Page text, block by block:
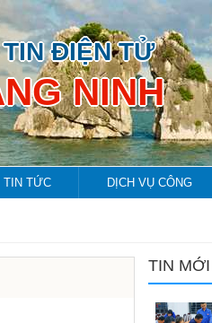
ĐIỆN TỬ
NINH
TIN TỨC DỊCH VỤ CÔNG
TIN